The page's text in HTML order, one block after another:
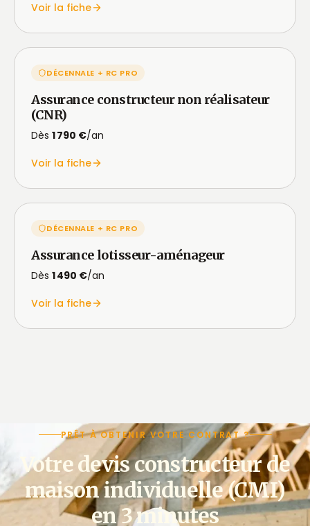
Voir la fiche
DÉCENNALE + RC PRO
Assurance constructeur non réalisateur
(CNR)
Dès 1 790 €/an
Voir la fiche
DÉCENNALE + RC PRO
Assurance lotisseur-aménageur
Dès 1 490 €/an
Voir la fiche
PRÊT À OBTENIR VOTRE CONTRAT ?
Votre devis constructeur de
maison individuelle (CMI)
en 3 minutes